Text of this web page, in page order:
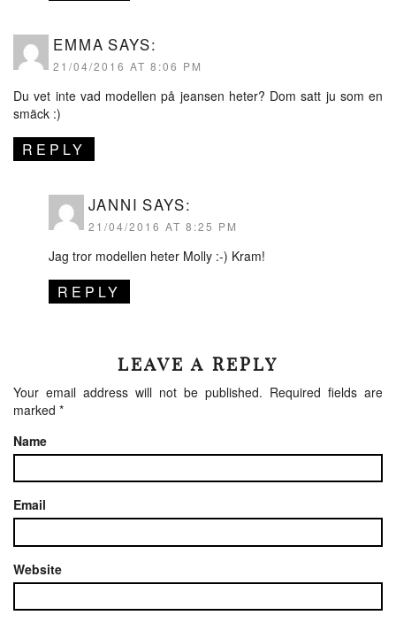
EMMA SAYS:
21/04/2016 AT 8:06 PM
Du vet inte vad modellen på jeansen heter? Dom satt ju som en
smäck :)
REPLY
JANNI SAYS:
21/04/2016 AT 8:25 PM
Jag tror modellen heter Molly :-) Kram!
REPLY
LEAVE A REPLY
Your email address will not be published. Required fields are
marked *
Name
Email
Website